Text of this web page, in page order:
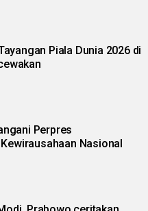
Piala Dunia 2026 di
Perpres
Nasional